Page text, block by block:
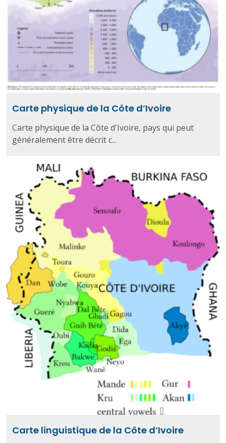
Carte physique de la Côte d’Ivoire
Carte physique de la Côte d'Ivoire, pays qui peut
généralement être décrit c...
Carte linguistique de la Côte d’Ivoire